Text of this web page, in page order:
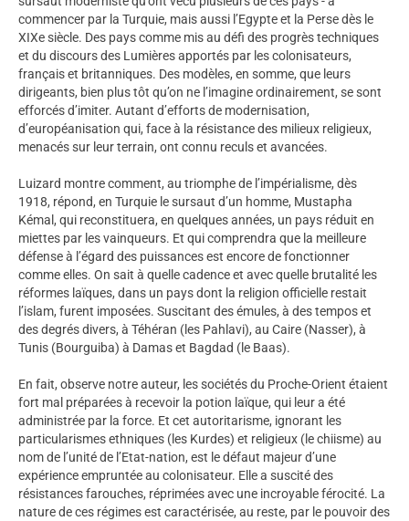
commencer par la Turquie, mais aussi l’Egypte et la Perse dès le
XIXe siècle. Des pays comme mis au défi des progrès techniques
et du discours des Lumières apportés par les colonisateurs,
français et britanniques. Des modèles, en somme, que leurs
dirigeants, bien plus tôt qu’on ne l’imagine ordinairement, se sont
efforcés d’imiter. Autant d’efforts de modernisation,
d’européanisation qui, face à la résistance des milieux religieux,
menacés sur leur terrain, ont connu reculs et avancées.
Luizard montre comment, au triomphe de l’impérialisme, dès
1918, répond, en Turquie le sursaut d’un homme, Mustapha
Kémal, qui reconstituera, en quelques années, un pays réduit en
miettes par les vainqueurs. Et qui comprendra que la meilleure
défense à l’égard des puissances est encore de fonctionner
comme elles. On sait à quelle cadence et avec quelle brutalité les
réformes laïques, dans un pays dont la religion officielle restait
l’islam, furent imposées. Suscitant des émules, à des tempos et
des degrés divers, à Téhéran (les Pahlavi), au Caire (Nasser), à
Tunis (Bourguiba) à Damas et Bagdad (le Baas).
En fait, observe notre auteur, les sociétés du Proche-Orient étaient
fort mal préparées à recevoir la potion laïque, qui leur a été
administrée par la force. Et cet autoritarisme, ignorant les
particularismes ethniques (les Kurdes) et religieux (le chiisme) au
nom de l’unité de l’Etat-nation, est le défaut majeur d’une
expérience empruntée au colonisateur. Elle a suscité des
résistances farouches, réprimées avec une incroyable férocité. La
nature de ces régimes est caractérisée, au reste, par le pouvoir des